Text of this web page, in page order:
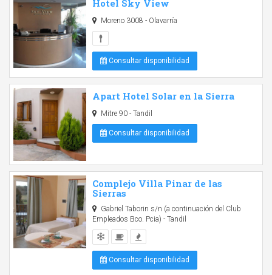
Hotel Sky View
Moreno 3008 - Olavarría
Consultar disponibilidad
Apart Hotel Solar en la Sierra
Mitre 90 - Tandil
Consultar disponibilidad
Complejo Villa Pinar de las
Sierras
Gabriel Taborin s/n (a continuación del Club
Empleados Bco. Pcia) - Tandil
Consultar disponibilidad